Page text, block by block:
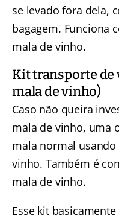
se levado fora dela,
bagagem. Funciona
mala de vinho.
Kit transporte de
mala de vinho)
Caso não queira
mala de vinho, uma
mala normal
vinho. Também é
mala de vinho.
Esse kit